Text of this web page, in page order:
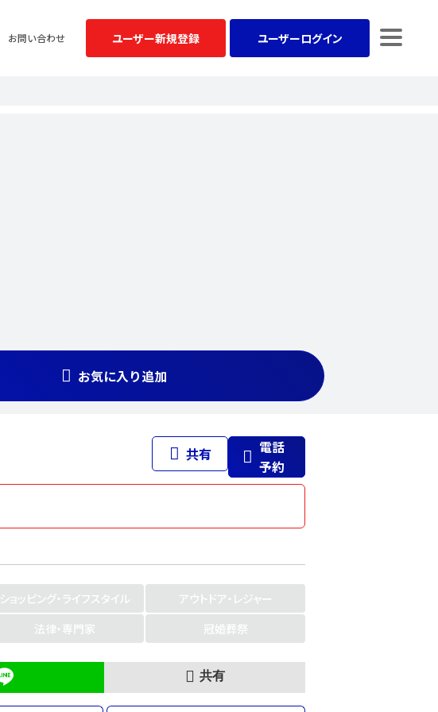
お問い合わせ ユーザー新規登録 ユーザーログイン
お気に入り追加
共有
電話
予約
ショッピング・ライフスタイル
アウトドア・レジャー
法律・専門家 冠婚葬祭
共有